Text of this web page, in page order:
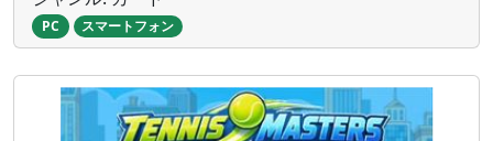
PC スマートフォン